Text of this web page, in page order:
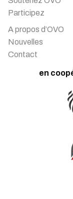
Participez
A propos d’OVO
Nouvelles
Contact
en